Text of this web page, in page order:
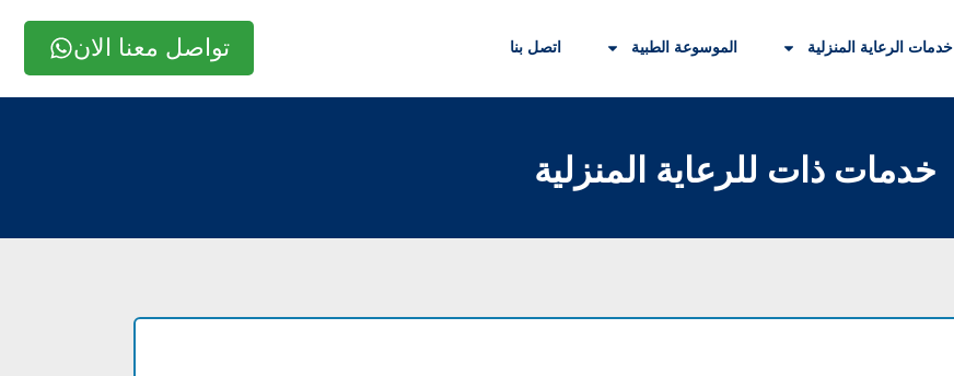
خدمات الرعاية المنزلية الموسوعة الطبية اتصل بنا تواصل معنا الان
خدمات ذات للرعاية المنزلية